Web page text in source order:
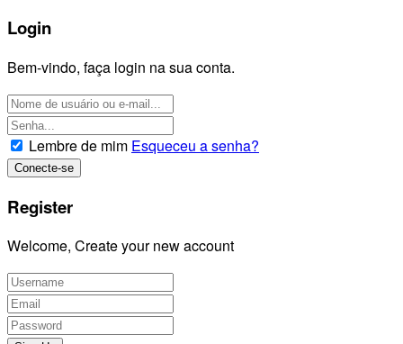
Login
Bem-vindo, faça login na sua conta.
Lembre de mim Esqueceu a senha?
Register
Welcome, Create your new account